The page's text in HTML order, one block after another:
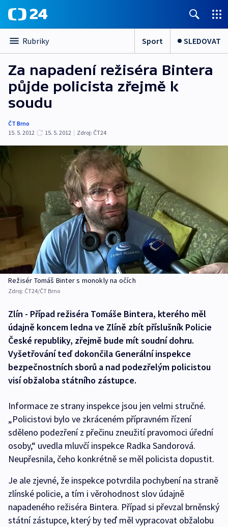
Rubriky Sport SLEDOVAT
Za napadení režiséra Bintera
půjde policista zřejmě k
soudu
ČT Brno
15. 5. 2012
15. 5. 2012 | Zdroj: ČT24
Režisér Tomáš Binter s monokly na očích
Zdroj: ČT24/ČT Brno
Zlín - Případ režiséra Tomáše Bintera, kterého měl
údajně koncem ledna ve Zlíně zbít příslušník Policie
České republiky, zřejmě bude mít soudní dohru.
Vyšetřování teď dokončila Generální inspekce
bezpečnostních sborů a nad podezřelým policistou
visí obžaloba státního zástupce.
Informace ze strany inspekce jsou jen velmi stručné.
„Policistovi bylo ve zkráceném přípravném řízení
sděleno podezření z přečinu zneužití pravomoci úřední
osoby,“ uvedla mluvčí inspekce Radka Sandorová.
Neupřesnila, čeho konkrétně se měl policista dopustit.
Je ale zjevné, že inspekce potvrdila pochybení na straně
zlínské policie, a tím i věrohodnost slov údajně
napadeného režiséra Bintera. Případ si převzal brněnský
státní zástupce, který by teď měl vypracovat obžalobu